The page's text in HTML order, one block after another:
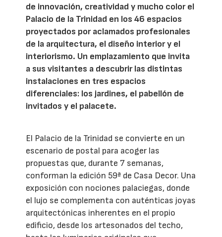
de innovación, creatividad y mucho color el
Palacio de la Trinidad en los 46 espacios
proyectados por aclamados profesionales
de la arquitectura, el diseño interior y el
interiorismo. Un emplazamiento que invita
a sus visitantes a descubrir las distintas
instalaciones en tres espacios
diferenciales: los jardines, el pabellón de
invitados y el palacete.
El Palacio de la Trinidad se convierte en un
escenario de postal para acoger las
propuestas que, durante 7 semanas,
conforman la edición 59ª de Casa Decor. Una
exposición con nociones palaciegas, donde
el lujo se complementa con auténticas joyas
arquitectónicas inherentes en el propio
edificio, desde los artesonados del techo,